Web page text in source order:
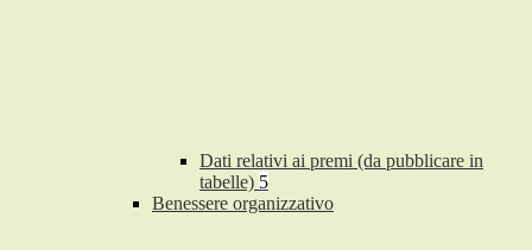
Dati relativi ai premi (da pubblicare in
tabelle) 5
Benessere organizzativo